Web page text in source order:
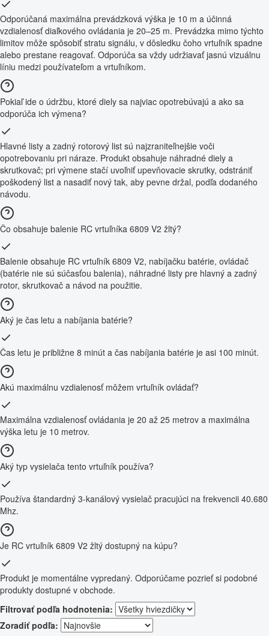
Odporúčaná maximálna prevádzková výška je 10 m a účinná
vzdialenosť diaľkového ovládania je 20–25 m. Prevádzka mimo týchto
limitov môže spôsobiť stratu signálu, v dôsledku čoho vrtuľník spadne
alebo prestane reagovať. Odporúča sa vždy udržiavať jasnú vizuálnu
líniu medzi používateľom a vrtuľníkom.
Pokiaľ ide o údržbu, ktoré diely sa najviac opotrebúvajú a ako sa
odporúča ich výmena?
Hlavné listy a zadný rotorový list sú najzraniteľnejšie voči
opotrebovaniu pri náraze. Produkt obsahuje náhradné diely a
skrutkovač; pri výmene stačí uvoľniť upevňovacie skrutky, odstrániť
poškodený list a nasadiť nový tak, aby pevne držal, podľa dodaného
návodu.
Čo obsahuje balenie RC vrtuľníka 6809 V2 žltý?
Balenie obsahuje RC vrtuľník 6809 V2, nabíjačku batérie, ovládač
(batérie nie sú súčasťou balenia), náhradné listy pre hlavný a zadný
rotor, skrutkovač a návod na použitie.
Aký je čas letu a nabíjania batérie?
Čas letu je približne 8 minút a čas nabíjania batérie je asi 100 minút.
Akú maximálnu vzdialenosť môžem vrtuľník ovládať?
Maximálna vzdialenosť ovládania je 20 až 25 metrov a maximálna
výška letu je 10 metrov.
Aký typ vysielača tento vrtuľník používa?
Používa štandardný 3-kanálový vysielač pracujúci na frekvencii 40.680
Mhz.
Je RC vrtuľník 6809 V2 žltý dostupný na kúpu?
Produkt je momentálne vypredaný. Odporúčame pozrieť si podobné
produkty dostupné v obchode.
Filtrovať podľa hodnotenia:
Zoradiť podľa: